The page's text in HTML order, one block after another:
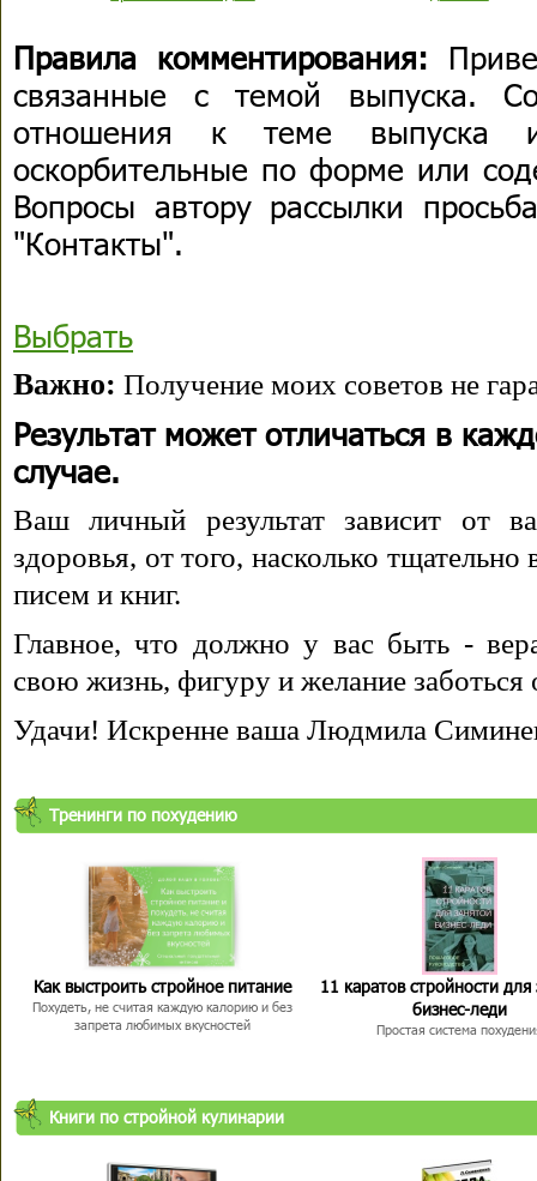
Правила комментирования:
связанные с темой выпуска.
отношения к теме выпуска
оскорбительные по форме или
Вопросы автору рассылки
"Контакты".
Выбрать
Важно: Получение моих советов не
Результат может отличаться в
случае.
Ваш личный результат зависит от
здоровья, от того, насколько
писем и книг.
Главное, что должно у вас быть -
свою жизнь, фигуру и желание заботься
Удачи! Искренне ваша Людмила
Тренинги по похудению
Как выстроить стройное питание
Похудеть, не считая каждую калорию и без
запрета любимых вкусностей
11 каратов стройности для
бизнес-леди
Простая система
Книги по стройной кулинарии